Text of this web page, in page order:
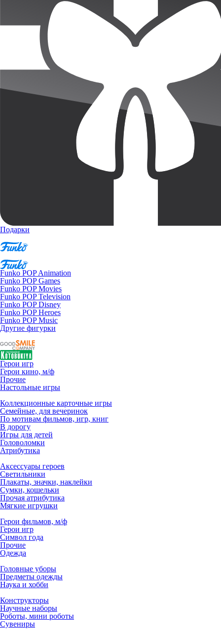
Подарки
Funko POP Animation
Funko POP Games
Funko POP Movies
Funko POP Television
Funko POP Disney
Funko POP Heroes
Funko POP Music
Другие фигурки
Герои игр
Герои кино, м/ф
Прочие
Настольные игры
Коллекционные карточные игры
Семейные, для вечеринок
По мотивам фильмов, игр, книг
В дорогу
Игры для детей
Головоломки
Атрибутика
Аксессуары героев
Светильники
Плакаты, значки, наклейки
Сумки, кошельки
Прочая атрибутика
Мягкие игрушки
Герои фильмов, м/ф
Герои игр
Символ года
Прочие
Одежда
Головные уборы
Предметы одежды
Наука и хобби
Конструкторы
Научные наборы
Роботы, мини роботы
Сувениры